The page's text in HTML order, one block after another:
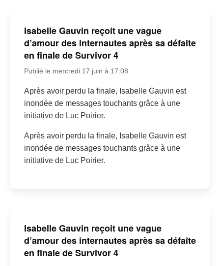
Isabelle Gauvin reçoit une vague
d’amour des internautes après sa défaite
en finale de Survivor 4
Publié le mercredi 17 juin à 17:08
Après avoir perdu la finale, Isabelle Gauvin est
inondée de messages touchants grâce à une
initiative de Luc Poirier.
Après avoir perdu la finale, Isabelle Gauvin est
inondée de messages touchants grâce à une
initiative de Luc Poirier.
Isabelle Gauvin reçoit une vague
d’amour des internautes après sa défaite
en finale de Survivor 4